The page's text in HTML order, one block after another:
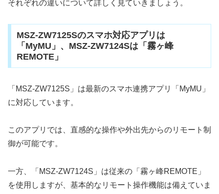
それぞれの違いについて詳しく見ていきましょう。
MSZ-ZW7125Sのスマホ対応アプリは
「MyMU」、MSZ-ZW7124Sは「霧ヶ峰
REMOTE」
「MSZ-ZW7125S」は最新のスマホ連携アプリ「MyMU」
に対応しています。
このアプリでは、直感的な操作や外出先からのリモート制
御が可能です。
一方、「MSZ-ZW7124S」は従来の「霧ヶ峰REMOTE」
を使用しますが、基本的なリモート操作機能は備えていま